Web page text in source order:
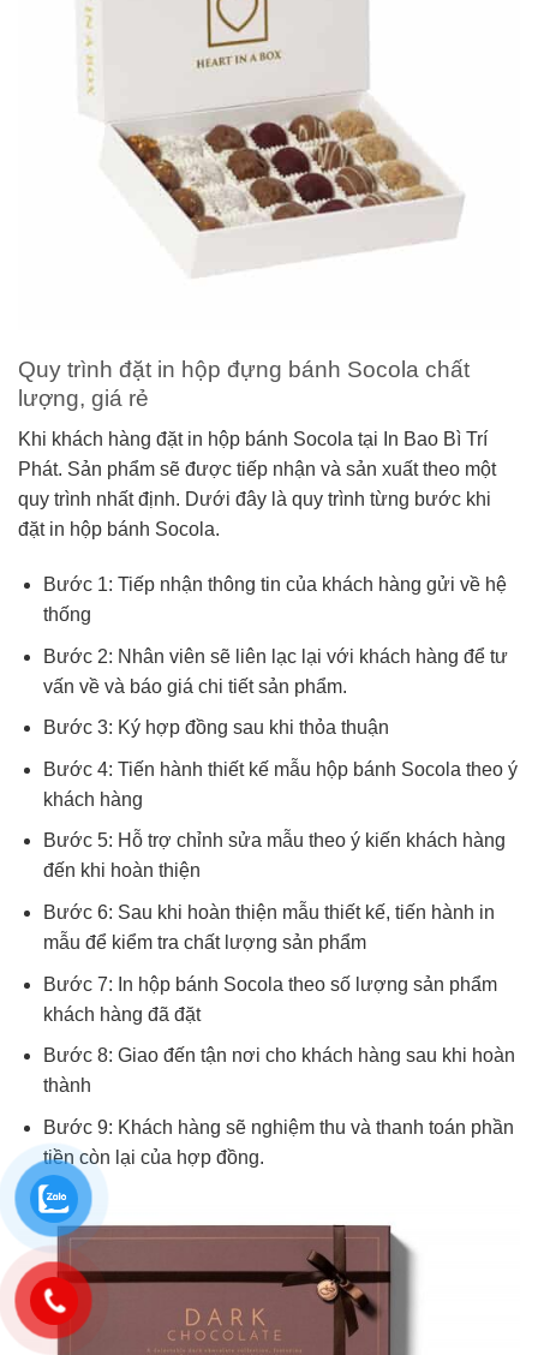
Quy trình đặt in hộp đựng bánh Socola chất
lượng, giá rẻ
Khi khách hàng đặt in hộp bánh Socola tại In Bao Bì Trí
Phát. Sản phẩm sẽ được tiếp nhận và sản xuất theo một
quy trình nhất định. Dưới đây là quy trình từng bước khi
đặt in hộp bánh Socola.
Bước 1: Tiếp nhận thông tin của khách hàng gửi về hệ
thống
Bước 2: Nhân viên sẽ liên lạc lại với khách hàng để tư
vấn về và báo giá chi tiết sản phẩm.
Bước 3: Ký hợp đồng sau khi thỏa thuận
Bước 4: Tiến hành thiết kế mẫu hộp bánh Socola theo ý
khách hàng
Bước 5: Hỗ trợ chỉnh sửa mẫu theo ý kiến khách hàng
đến khi hoàn thiện
Bước 6: Sau khi hoàn thiện mẫu thiết kế, tiến hành in
mẫu để kiểm tra chất lượng sản phẩm
Bước 7: In hộp bánh Socola theo số lượng sản phẩm
khách hàng đã đặt
Bước 8: Giao đến tận nơi cho khách hàng sau khi hoàn
thành
Bước 9: Khách hàng sẽ nghiệm thu và thanh toán phần
tiền còn lại của hợp đồng.